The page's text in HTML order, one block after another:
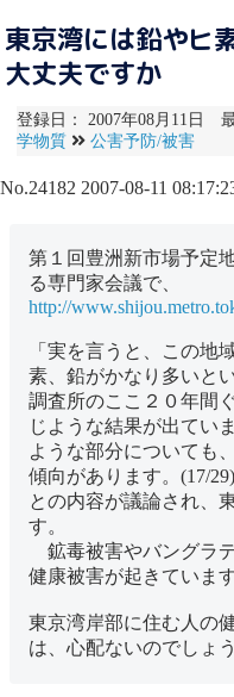
東京湾には鉛やヒ
大丈夫ですか
登録日： 2007年08月11日
学物質
公害予防/被害
No.24182 2007-08-11
第１回豊洲新市場予定
る専門家会議で、
http://
「実を言うと、この地
素、鉛がかなり多いと
調査所のここ２０年間
じような結果が出てい
ような部分についても
傾向があります。(17/29)
との内容が議論され、
す。
鉱毒被害やバングラ
健康被害が起きています
東京湾岸部に住む人の
は、心配ないのでしょ